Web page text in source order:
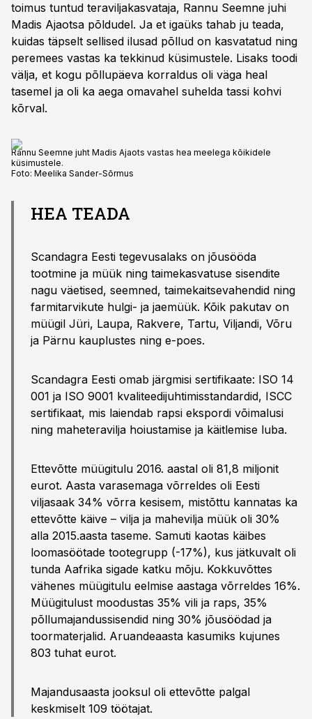
toimus tuntud teraviljakasvataja, Rannu Seemne juhi
Madis Ajaotsa põldudel. Ja et igaüks tahab ju teada,
kuidas täpselt sellised ilusad põllud on kasvatatud ning
peremees vastas ka tekkinud küsimustele. Lisaks toodi
välja, et kogu põllupäeva korraldus oli väga heal
tasemel ja oli ka aega omavahel suhelda tassi kohvi
kõrval.
Rannu Seemne juht Madis Ajaots vastas hea meelega kõikidele
küsimustele.
Foto: Meelika Sander-Sõrmus
HEA TEADA
Scandagra Eesti tegevusalaks on jõusööda
tootmine ja müük ning taimekasvatuse sisendite
nagu väetised, seemned, taimekaitsevahendid ning
farmitarvikute hulgi- ja jaemüük. Kõik pakutav on
müügil Jüri, Laupa, Rakvere, Tartu, Viljandi, Võru
ja Pärnu kauplustes ning e-poes.
Scandagra Eesti omab järgmisi sertifikaate: ISO 14
001 ja ISO 9001 kvaliteedijuhtimisstandardid, ISCC
sertifikaat, mis laiendab rapsi ekspordi võimalusi
ning maheteravilja hoiustamise ja käitlemise luba.
Ettevõtte müügitulu 2016. aastal oli 81,8 miljonit
eurot. Aasta varasemaga võrreldes oli Eesti
viljasaak 34% võrra kesisem, mistõttu kannatas ka
ettevõtte käive – vilja ja mahevilja müük oli 30%
alla 2015.aasta taseme. Samuti kaotas käibes
loomasöötade tootegrupp (-17%), kus jätkuvalt oli
tunda Aafrika sigade katku mõju. Kokkuvõttes
vähenes müügitulu eelmise aastaga võrreldes 16%.
Müügitulust moodustas 35% vili ja raps, 35%
põllumajandussisendid ning 30% jõusöödad ja
toormaterjalid. Aruandeaasta kasumiks kujunes
803 tuhat eurot.
Majandusaasta jooksul oli ettevõtte palgal
keskmiselt 109 töötajat.